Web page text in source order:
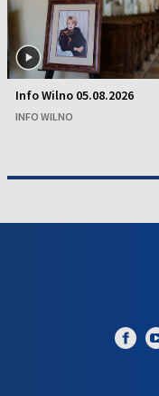
Info Wilno 05.08.2026
INFO WILNO